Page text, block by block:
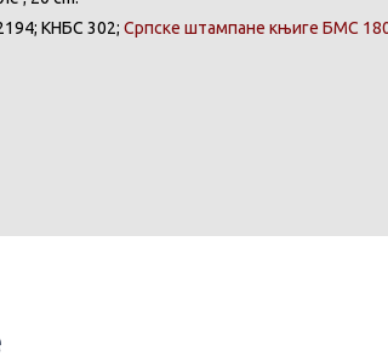
КНБС 302; Српске штампане књиге БМС